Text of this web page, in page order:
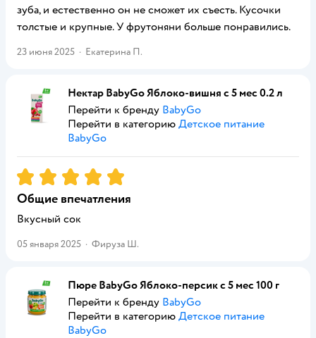
зуба, и естественно он не сможет их съесть. Кусочки
толстые и крупные. У фрутоняни больше понравились.
23 июня 2025 · Екатерина П.
Нектар BabyGo Яблоко-вишня с 5 мес 0.2 л
Перейти к бренду BabyGo
Перейти в категорию Детское питание
BabyGo
Рейтинг:5
Общие впечатления
Вкусный сок
05 января 2025 · Фируза Ш.
Пюре BabyGo Яблоко-персик с 5 мес 100 г
Перейти к бренду BabyGo
Перейти в категорию Детское питание
BabyGo